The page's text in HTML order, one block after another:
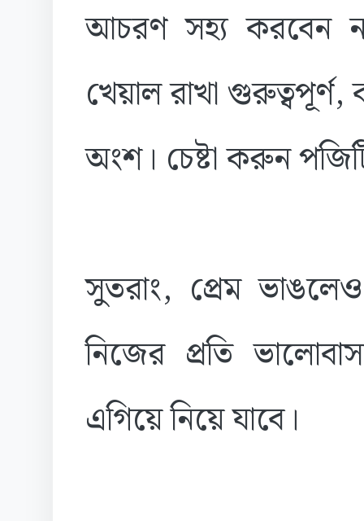
আচরণ সহ্য করবেন
খেয়াল রাখা
অংশ। চেষ্টা করুন
সুতরাং, প্রেম
নিজের প্রতি
এগিয়ে নিয়ে যাবে।